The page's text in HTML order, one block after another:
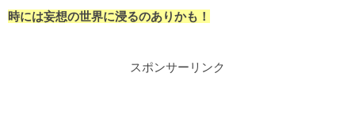
時には妄想の世界に浸るのありかも！
スポンサーリンク